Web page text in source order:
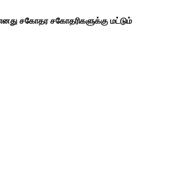
சகோதர சகோதரிகளுக்கு மட்டும்